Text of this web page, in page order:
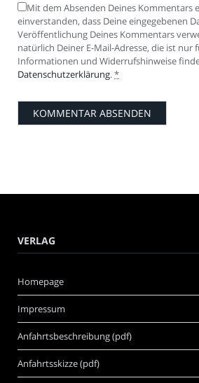
Mit dem Absenden Deines Kommentars
einverstanden, dass Deine eingegebenen
Veröffentlichung Deines Kommentars
natürlich Deiner E-Mail-Adresse, die ist nur
Informationen und Widerrufshinweise
Datenschutzerklärung.*
VERLAG
Homepage
Impressum
Anfahrtsbeschreibung (pdf)
Anfahrtsskizze (pdf)